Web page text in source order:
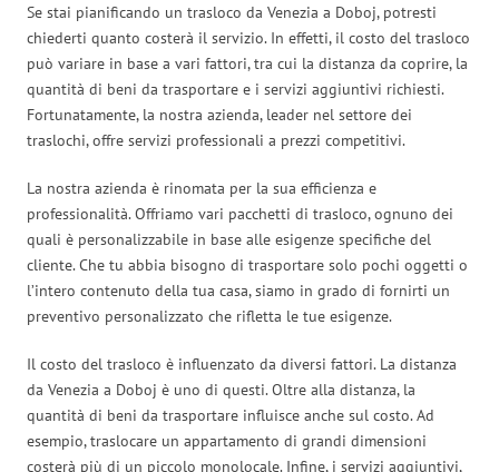
Se stai pianificando un trasloco da Venezia a Doboj, potresti
chiederti quanto costerà il servizio. In effetti, il costo del trasloco
può variare in base a vari fattori, tra cui la distanza da coprire, la
quantità di beni da trasportare e i servizi aggiuntivi richiesti.
Fortunatamente, la nostra azienda, leader nel settore dei
traslochi, offre servizi professionali a prezzi competitivi.
La nostra azienda è rinomata per la sua efficienza e
professionalità. Offriamo vari pacchetti di trasloco, ognuno dei
quali è personalizzabile in base alle esigenze specifiche del
cliente. Che tu abbia bisogno di trasportare solo pochi oggetti o
l’intero contenuto della tua casa, siamo in grado di fornirti un
preventivo personalizzato che rifletta le tue esigenze.
Il costo del trasloco è influenzato da diversi fattori. La distanza
da Venezia a Doboj è uno di questi. Oltre alla distanza, la
quantità di beni da trasportare influisce anche sul costo. Ad
esempio, traslocare un appartamento di grandi dimensioni
costerà più di un piccolo monolocale. Infine, i servizi aggiuntivi,